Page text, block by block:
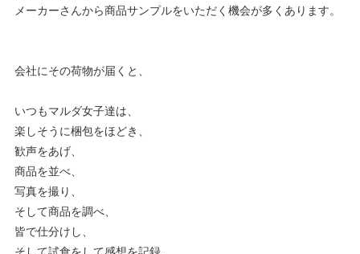
メーカーさんから商品サンプルをいただく機会が多くあります。
会社にその荷物が届くと、
いつもマルダ女子達は、
楽しそうに梱包をほどき、
歓声をあげ、
商品を並べ、
写真を撮り、
そして商品を調べ、
皆で仕分けし、
そして試食をして感想を記録、